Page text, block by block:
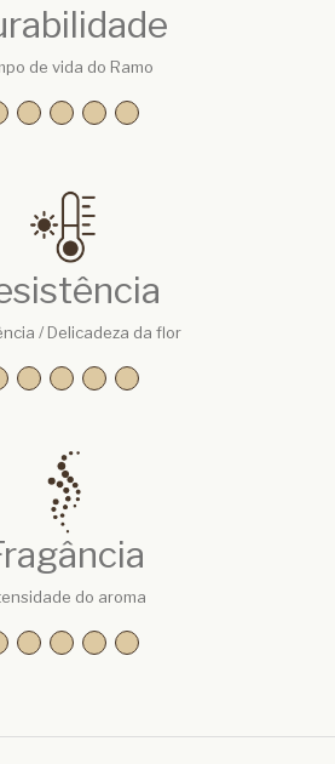
de vida do Ramo
/ Delicadeza da flor
do aroma